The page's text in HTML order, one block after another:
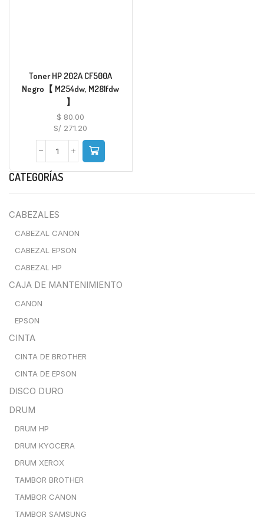
Toner HP 202A CF500A
Negro【 M254dw, M281fdw
】
$ 80.00
S/ 271.20
CATEGORÍAS
CABEZALES
CABEZAL CANON
CABEZAL EPSON
CABEZAL HP
CAJA DE MANTENIMIENTO
CANON
EPSON
CINTA
CINTA DE BROTHER
CINTA DE EPSON
DISCO DURO
DRUM
DRUM HP
DRUM KYOCERA
DRUM XEROX
TAMBOR BROTHER
TAMBOR CANON
TAMBOR SAMSUNG